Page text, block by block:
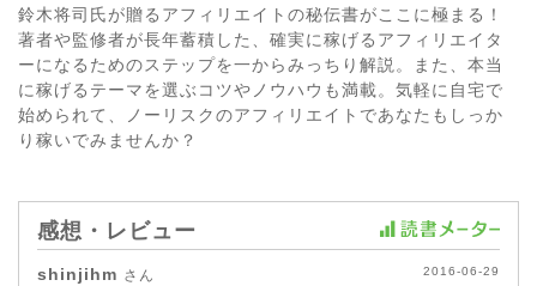
鈴木将司氏が贈るアフィリエイトの秘伝書がここに極まる！
著者や監修者が長年蓄積した、確実に稼げるアフィリエイタ
ーになるためのステップを一からみっちり解説。また、本当
に稼げるテーマを選ぶコツやノウハウも満載。気軽に自宅で
始められて、ノーリスクのアフィリエイトであなたもしっか
り稼いでみませんか？
感想・レビュー
shinjihm さん 2016-06-29